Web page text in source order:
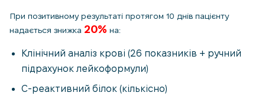
При позитивному результаті протягом 10 днів пацієнту
надається знижка 20% на:
Клінічний аналіз крові (26 показників + ручний
підрахунок лейкоформули)
С-реактивний білок (кількісно)